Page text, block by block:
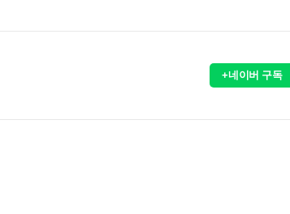
+네이버 구독